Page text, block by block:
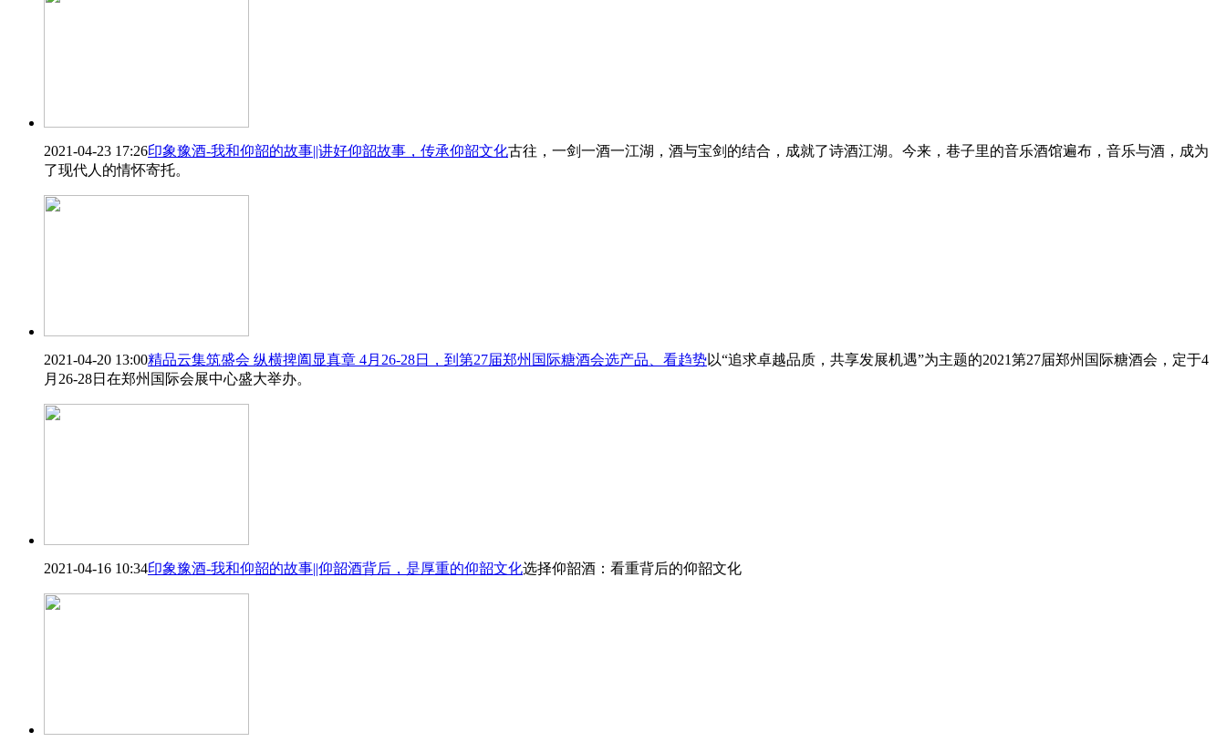
2021-04-23 17:26印象豫酒-我和仰韶的故事||讲好仰韶故事，传承仰韶文化古往，一剑一酒一江湖，酒与宝剑的结合，成就了诗酒江湖。今来，巷子里的音乐酒馆遍布，音乐与酒，成为
了现代人的情怀寄托。
2021-04-20 13:00精品云集筑盛会 纵横捭阖显真章 4月26-28日，到第27届郑州国际糖酒会选产品、看趋势以“追求卓越品质，共享发展机遇”为主题的2021第27届郑州国际糖酒会，定于4
月26-28日在郑州国际会展中心盛大举办。
2021-04-16 10:34印象豫酒-我和仰韶的故事||仰韶酒背后，是厚重的仰韶文化选择仰韶酒：看重背后的仰韶文化